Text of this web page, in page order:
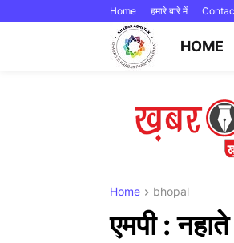
Home हमारे बारे में
HOME
Home bhopal
एमपी :